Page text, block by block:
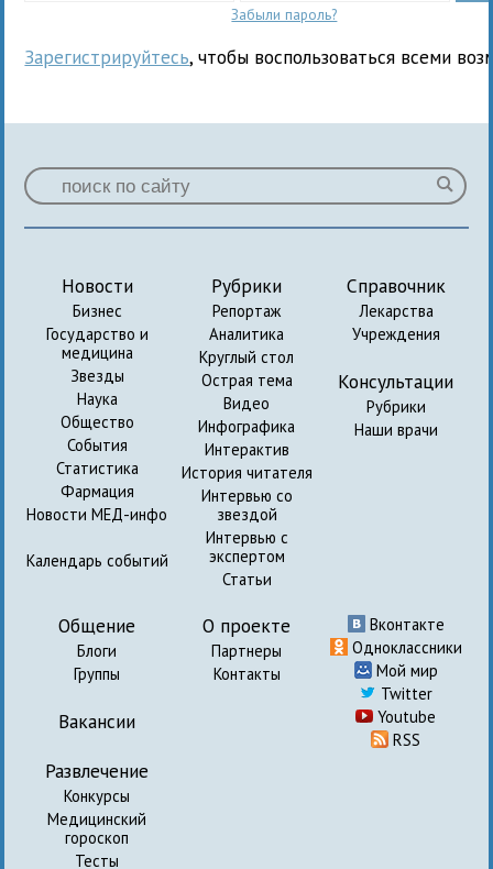
Забыли пароль?
Зарегистрируйтесь, чтобы воспользоваться всеми
Новости
Бизнес
Государство и
медицина
Звезды
Наука
Общество
События
Статистика
Фармация
Новости МЕД-инфо
Календарь событий
Рубрики
Репортаж
Аналитика
Круглый стол
Острая тема
Видео
Инфографика
Интерактив
История читателя
Интервью со
звездой
Интервью с
экспертом
Статьи
Справочник
Лекарства
Учреждения
Консультации
Рубрики
Наши врачи
Общение
Блоги
Группы
Вакансии
Развлечение
Конкурсы
Медицинский
гороскоп
Тесты
О проекте
Партнеры
Контакты
Вконтакте
Одноклассники
Мой мир
Twitter
Youtube
RSS